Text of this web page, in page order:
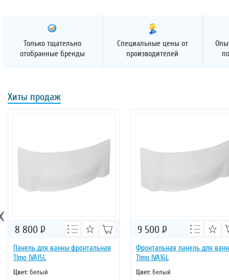
Только тщательно
отобранные бренды
Специальные цены от
производителей
Хиты продаж
Панель для ванны фронтальная
Timo IVA15L
Цвет: белый
8 800 Р
Фронтальная панель для
Timo IVA16L
Цвет: белый
9 500 Р